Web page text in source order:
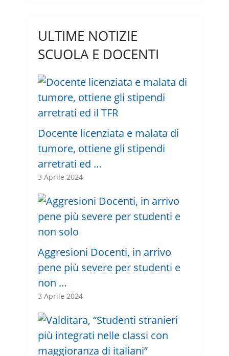
ULTIME NOTIZIE
SCUOLA E DOCENTI
Docente licenziata e malata di
tumore, ottiene gli stipendi
arretrati ed …
3 Aprile 2024
Aggresioni Docenti, in arrivo
pene più severe per studenti e
non …
3 Aprile 2024